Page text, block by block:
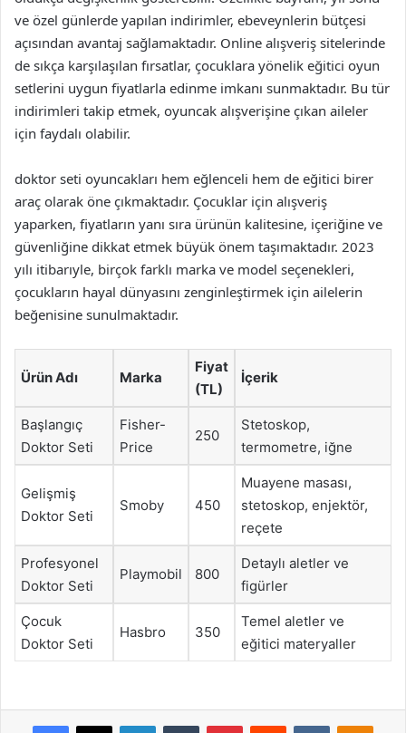
ve özel günlerde yapılan indirimler, ebeveynlerin bütçesi
açısından avantaj sağlamaktadır. Online alışveriş sitelerinde
de sıkça karşılaşılan fırsatlar, çocuklara yönelik eğitici oyun
setlerini uygun fiyatlarla edinme imkanı sunmaktadır. Bu tür
indirimleri takip etmek, oyuncak alışverişine çıkan aileler
için faydalı olabilir.
doktor seti oyuncakları hem eğlenceli hem de eğitici birer
araç olarak öne çıkmaktadır. Çocuklar için alışveriş
yaparken, fiyatların yanı sıra ürünün kalitesine, içeriğine ve
güvenliğine dikkat etmek büyük önem taşımaktadır. 2023
yılı itibarıyle, birçok farklı marka ve model seçenekleri,
çocukların hayal dünyasını zenginleştirmek için ailelerin
beğenisine sunulmaktadır.
Ürün Adı Marka
Fiyat
(TL)
İçerik
Başlangıç
Doktor Seti
Fisher-
Price
250
Stetoskop,
termometre, iğne
Gelişmiş
Doktor Seti
Smoby 450
Muayene masası,
stetoskop, enjektör,
reçete
Profesyonel
Doktor Seti
Playmobil 800
Detaylı aletler ve
figürler
Çocuk
Doktor Seti
Hasbro 350
Temel aletler ve
eğitici materyaller
Facebook
X LinkedInTumblr PinterestReddit VKontakte